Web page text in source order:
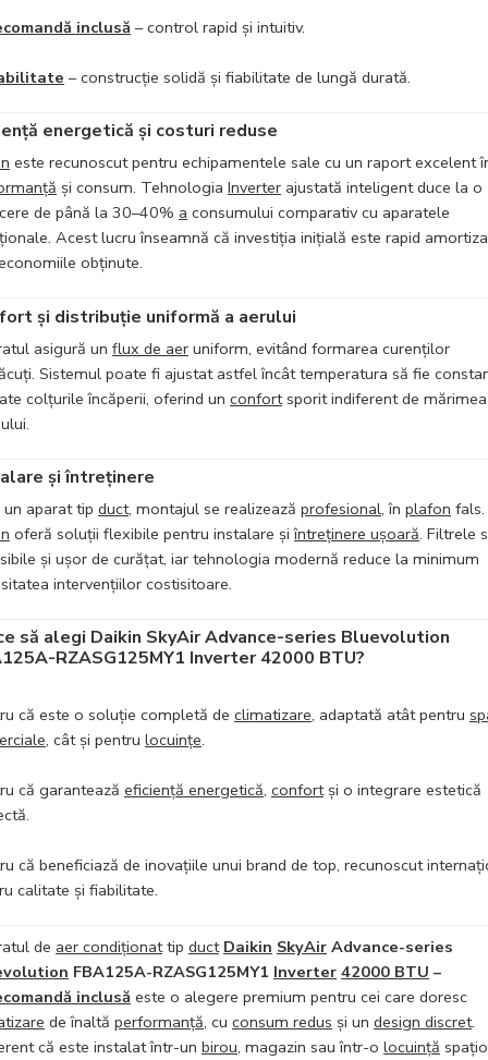
inclusă – control rapid și intuitiv.
– construcție solidă și fiabilitate de lungă durată.
energetică și costuri reduse
este recunoscut pentru echipamentele sale cu un raport excelent
și consum. Tehnologia Inverter ajustată inteligent duce la o
de până la 30–40% a consumului comparativ cu aparatele
Acest lucru înseamnă că investiția inițială este rapid
obținute.
și distribuție uniformă a aerului
asigură un flux de aer uniform, evitând formarea curenților
Sistemul poate fi ajustat astfel încât temperatura să fie
colțurile încăperii, oferind un confortsporit indiferent de mărimea
și întreținere
un aparat tip duct, montajul se realizează profesional, în plafon fals.
oferă soluții flexibile pentru instalare șiîntreținere ușoară. Filtrele
și ușor de curățat, iar tehnologia modernă reduce la minimum
intervențiilor costisitoare.
să alegi Daikin SkyAir Advance-series Bluevolution
RZASG125MY1 Inverter 42000 BTU?
că este o soluție completă de climatizare, adaptată atât pentru
, cât și pentru locuințe.
că garantează eficiență energetică, confortși o integrare estetică
că beneficiază de inovațiile unui brand de top, recunoscut
calitate și fiabilitate.
de aer condiționattip duct Daikin SkyAir Advance-series
FBA125A-RZASG125MY1 Inverter 42000 BTU –
inclusă este o alegere premium pentru cei care doresc
de înaltă performanță, cu consum redus și un design discret.
că este instalat într-un birou, magazin sau într-o locuință